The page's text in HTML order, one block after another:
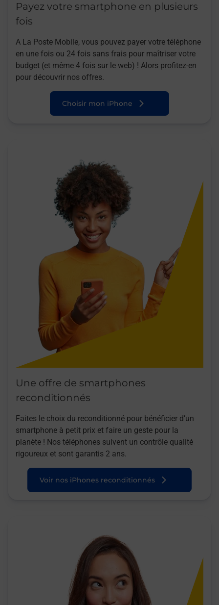
Payez votre smartphone en plusieurs
fois
A La Poste Mobile, vous pouvez payer votre téléphone
en une fois ou 24 fois sans frais pour maîtriser votre
budget (et même 4 fois sur le web) ! Alors profitez-en
pour découvrir nos offres.
Choisir mon iPhone
Une offre de smartphones
reconditionnés
Faites le choix du reconditionné pour bénéficier d’un
smartphone à petit prix et faire un geste pour la
planète ! Nos téléphones suivent un contrôle qualité
rigoureux et sont garantis 2 ans.
Voir nos iPhones reconditionnés